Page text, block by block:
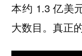
本约 1.3 亿美
大数目。真正